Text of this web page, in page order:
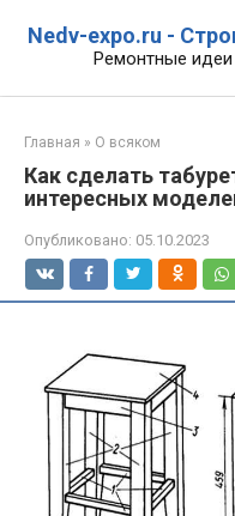
Nedv-expo.ru -
Ремонтные
Главная » О всяком
Как сделать
интересных
Опубликовано: 05.10.2023